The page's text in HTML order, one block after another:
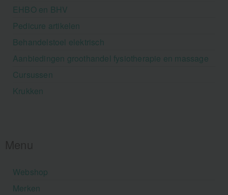
EHBO en BHV
Pedicure artikelen
Behandelstoel elektrisch
Aanbiedingen groothandel fysiotherapie en massage
Cursussen
Krukken
Webshop
Merken